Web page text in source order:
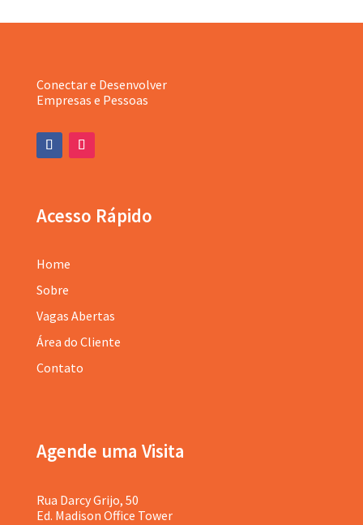
Conectar e Desenvolver
Empresas e Pessoas
Acesso Rápido
Home
Sobre
Vagas Abertas
Área do Cliente
Contato
Agende uma Visita
Rua Darcy Grijo, 50
Ed. Madison Office Tower